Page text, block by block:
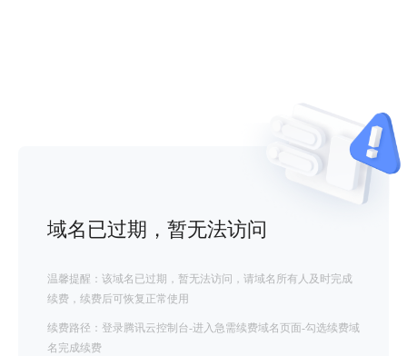
域名已过期，暂无法访问
温馨提醒：该域名已过期，暂无法访问，请域名所有人及时完成
续费，续费后可恢复正常使用
续费路径：登录腾讯云控制台-进入急需续费域名页面-勾选续费域
名完成续费